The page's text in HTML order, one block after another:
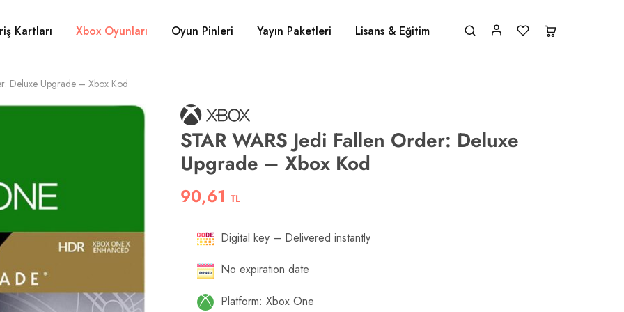
Kartları Xbox Oyunları Oyun Pinleri Yayın Paketleri Lisans & Eğitim
Deluxe Upgrade – Xbox Kod
STAR WARS Jedi Fallen Order: Deluxe
Upgrade – Xbox Kod
90,61 TL
Digital key – Delivered instantly
No expiration date
Platform: Xbox One